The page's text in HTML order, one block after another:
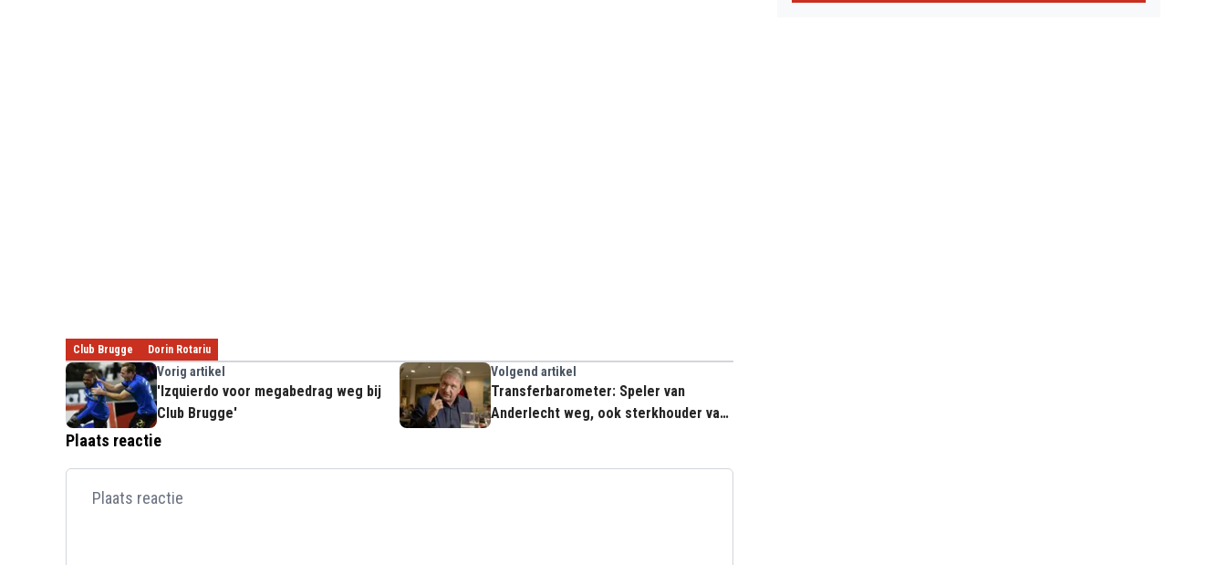
Club Brugge Dorin Rotariu
Vorig artikel
'Izquierdo voor megabedrag weg bij
Club Brugge'
Volgend artikel
Transferbarometer: Speler van
Anderlecht weg, ook sterkhouder van
Plaats reactie